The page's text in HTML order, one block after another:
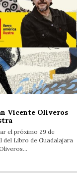
Vicente Oliveros
el próximo 29 de
del Libro de Guadalajara